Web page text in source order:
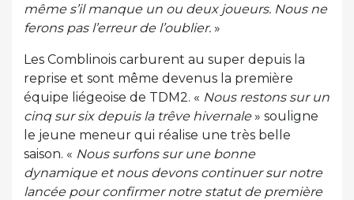
même s’il manque un ou deux joueurs. Nous ne
ferons pas l’erreur de l’oublier. »
Les Comblinois carburent au super depuis la
reprise et sont même devenus la première
équipe liégeoise de TDM2. « Nous restons sur un
cinq sur six depuis la trêve hivernale» souligne
le jeune meneur qui réalise une très belle
saison. « Nous surfons sur une bonne
dynamique et nous devons continuer sur notre
lancée pour confirmer notre statut de première